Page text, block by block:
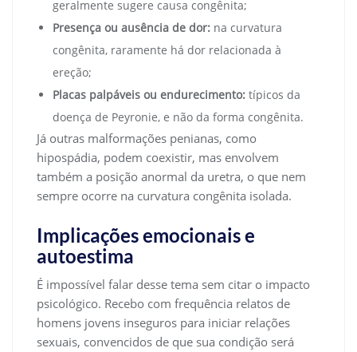
geralmente sugere causa congênita;
Presença ou ausência de dor: na curvatura
congênita, raramente há dor relacionada à
ereção;
Placas palpáveis ou endurecimento: típicos da
doença de Peyronie, e não da forma congênita.
Já outras malformações penianas, como
hipospádia, podem coexistir, mas envolvem
também a posição anormal da uretra, o que nem
sempre ocorre na curvatura congênita isolada.
Implicações emocionais e
autoestima
É impossível falar desse tema sem citar o impacto
psicológico. Recebo com frequência relatos de
homens jovens inseguros para iniciar relações
sexuais, convencidos de que sua condição será